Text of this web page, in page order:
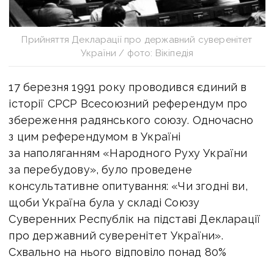
Прийняття Декларації про державний суверенітет
України / фото: Вікіпедія
17 березня 1991 року проводився єдиний в
історії СРСР Всесоюзний референдум про
збереження радянського союзу. Одночасно
з цим референдумом в Україні
за наполяганням «Народного Руху України
за перебудову», було проведене
консультативне опитування: «Чи згодні ви,
щоби Україна була у складі Союзу
Суверенних Республік на підставі Декларації
про державний суверенітет України».
Схвально на нього відповіло понад 80%